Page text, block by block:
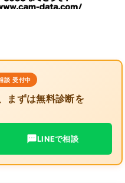
談 受付中
まずは無料診断を
LINEで相談